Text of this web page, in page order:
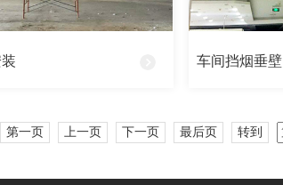
车间挡烟垂壁
第一页 上一页 下一页 最后页 转到